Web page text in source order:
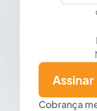
Cobrança
Assinar